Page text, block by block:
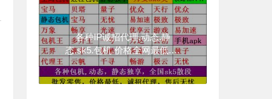
各种IP诚招代理.动态.静
态.sk5.包机.价格全网最低.24
小时售后（附各类IP注册连
接）